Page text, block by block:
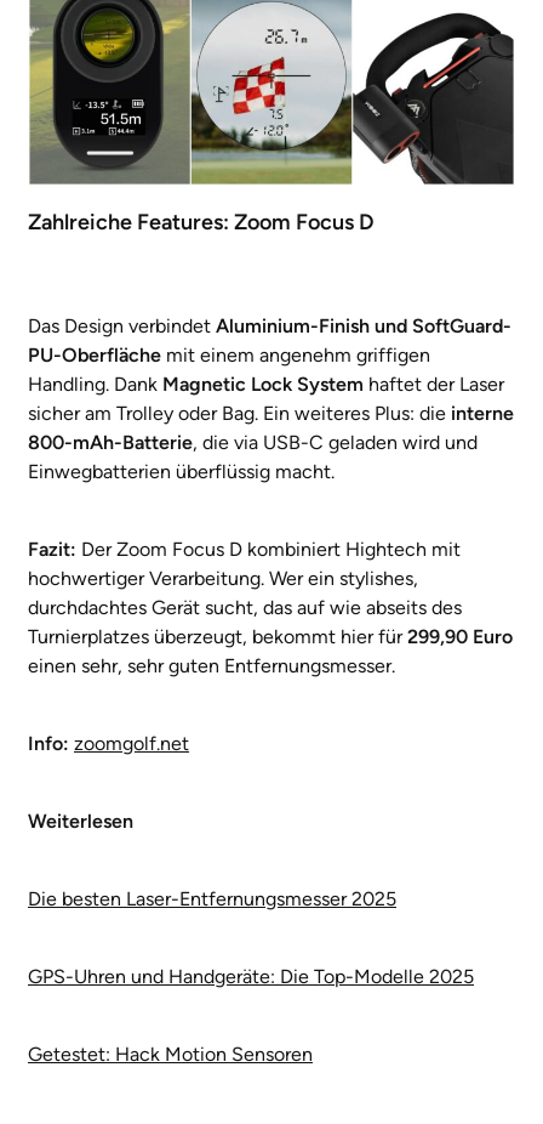
Zahlreiche Features: Zoom Focus D
Das Design verbindet Aluminium-Finish und SoftGuard-
PU-Oberfläche mit einem angenehm griffigen
Handling. Dank Magnetic Lock System haftet der Laser
sicher am Trolley oder Bag. Ein weiteres Plus: die interne
800-mAh-Batterie, die via USB-C geladen wird und
Einwegbatterien überflüssig macht.
Fazit: Der Zoom Focus D kombiniert Hightech mit
hochwertiger Verarbeitung. Wer ein stylishes,
durchdachtes Gerät sucht, das auf wie abseits des
Turnierplatzes überzeugt, bekommt hier für299,90 Euro
einen sehr, sehr guten Entfernungsmesser.
Info: zoomgolf.net
Weiterlesen
Die besten Laser-Entfernungsmesser 2025
GPS-Uhren und Handgeräte: Die Top-Modelle 2025
Getestet: Hack Motion Sensoren